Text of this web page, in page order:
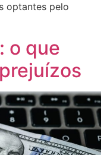
optantes pelo
o que